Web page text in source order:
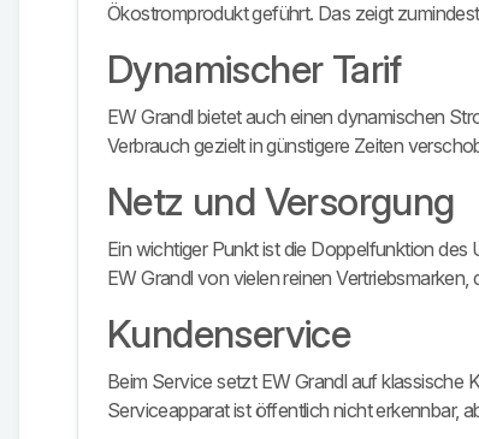
Ökostromprodukt geführt. Das zeigt
Dynamischer Tarif
EW Grandl bietet auch einen dynamischen
Verbrauch gezielt in günstigere Zeiten
Netz und Versorgung
Ein wichtiger Punkt ist die Doppelfunktion
EW Grandl von vielen reinen
Kundenservice
Beim Service setzt EW Grandl auf klassische
Serviceapparat ist öffentlich nicht erkennbar,